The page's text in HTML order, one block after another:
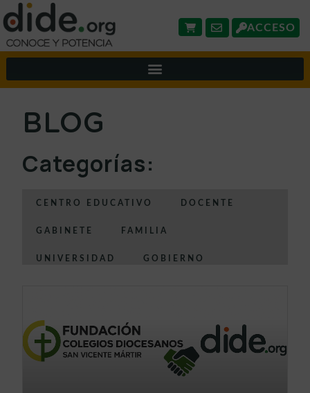
ACCESO
BLOG
Categorías:
CENTRO EDUCATIVO DOCENTE
GABINETE FAMILIA
UNIVERSIDAD GOBIERNO